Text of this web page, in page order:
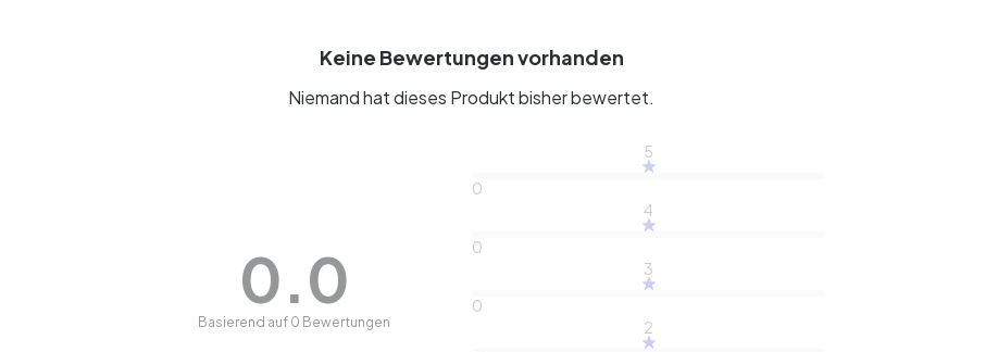
Keine Bewertungen vorhanden
Niemand hat dieses Produkt bisher bewertet.
0.0
Basierend auf 0 Bewertungen
5
0
4
0
3
0
2